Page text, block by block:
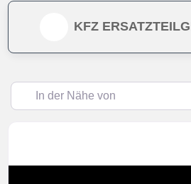
KFZ
In der Nähe von